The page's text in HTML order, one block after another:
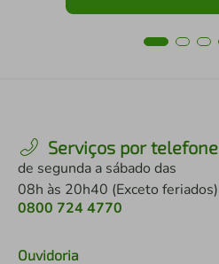
Serviços por telefone
de segunda a sábado das
08h às 20h40 (Exceto feriados)
0800 724 4770
Ouvidoria